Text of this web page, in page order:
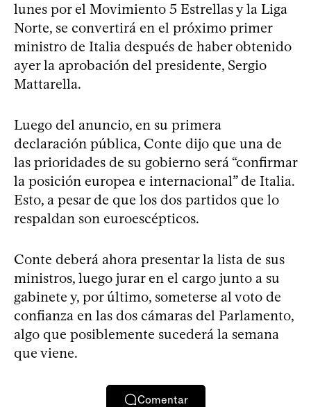
lunes por el Movimiento 5 Estrellas y la Liga
Norte, se convertirá en el próximo primer
ministro de Italia después de haber obtenido
ayer la aprobación del presidente, Sergio
Mattarella.
Luego del anuncio, en su primera
declaración pública, Conte dijo que una de
las prioridades de su gobierno será “confirmar
la posición europea e internacional” de Italia.
Esto, a pesar de que los dos partidos que lo
respaldan son euroescépticos.
Conte deberá ahora presentar la lista de sus
ministros, luego jurar en el cargo junto a su
gabinete y, por último, someterse al voto de
confianza en las dos cámaras del Parlamento,
algo que posiblemente sucederá la semana
que viene.
Comentar